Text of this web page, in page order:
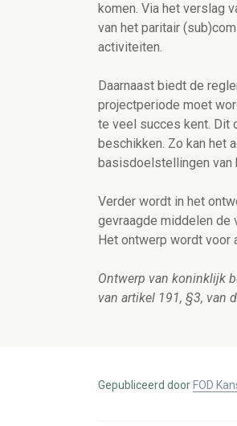
komen. Via het verslag
van het paritair
activiteiten.
Daarnaast biedt de
projectperiode moet
te veel succes kent. Dit
beschikken. Zo kan het
basisdoelstellingen van
Verder wordt in het
gevraagde middelen de
Het ontwerp wordt voor
Ontwerp van koninklijk
van artikel 191, §3, van
Gepubliceerd door FOD